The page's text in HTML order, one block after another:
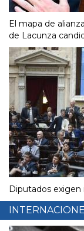
El mapa de
de Lacunza
Diputados exigen